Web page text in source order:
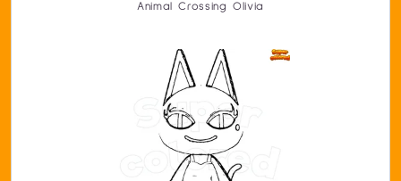
Animal Crossing Olivia